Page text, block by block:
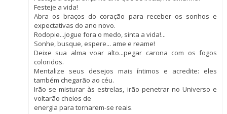
Festeje a vida!
Abra os braços do coração para receber os sonhos e
expectativas do ano novo.
Rodopie...jogue fora o medo, sinta a vida!...
Sonhe, busque, espere... ame e reame!
Deixe sua alma voar alto...pegar carona com os fogos
coloridos.
Mentalize seus desejos mais íntimos e acredite: eles
também chegarão ao céu.
Irão se misturar às estrelas, irão penetrar no Universo e
voltarão cheios de
energia para tornarem-se reais.